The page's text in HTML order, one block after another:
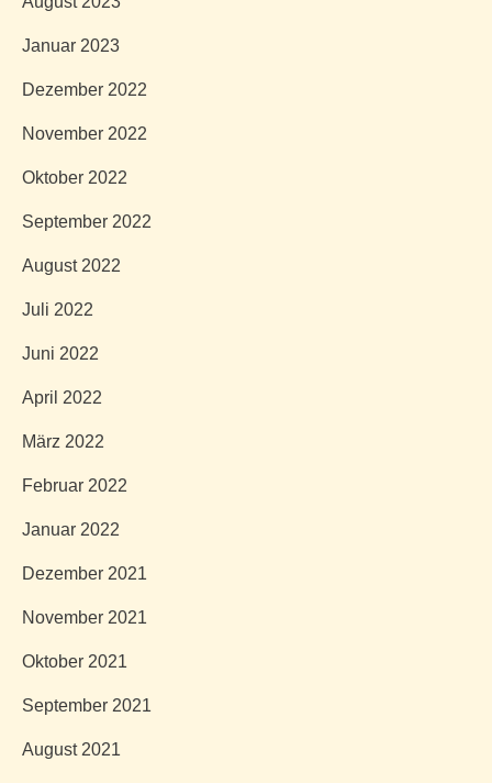
Januar 2023
Dezember 2022
November 2022
Oktober 2022
September 2022
August 2022
Juli 2022
Juni 2022
April 2022
März 2022
Februar 2022
Januar 2022
Dezember 2021
November 2021
Oktober 2021
September 2021
August 2021